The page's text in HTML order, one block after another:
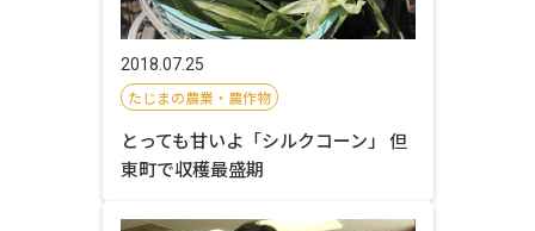
2018.07.25
たじまの農業・農作物
とっても甘いよ「シルクコーン」 但
東町で収穫最盛期